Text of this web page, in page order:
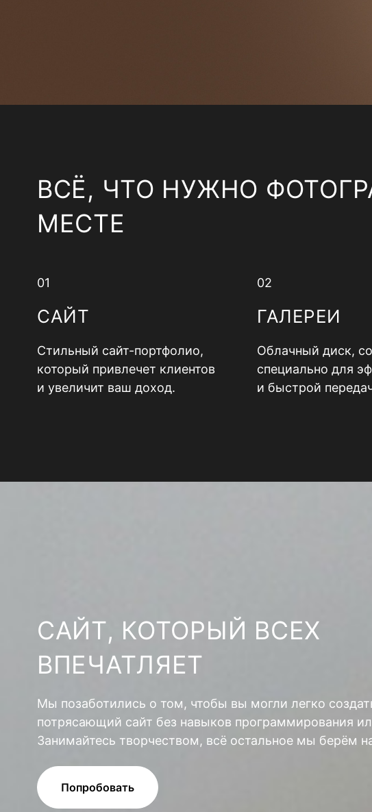
ВСЁ, ЧТО НУЖНО
МЕСТЕ
01
САЙТ
Стильный сайт-портфолио,
который привлечет клиентов
и увеличит ваш доход.
02
ГАЛЕРЕИ
Облачный диск,
специально для
и быстрой
САЙТ, КОТОРЫЙ ВСЕХ
ВПЕЧАТЛЯЕТ
Мы позаботились о том, чтобы вы могли легко
потрясающий сайт без навыков программирования
Занимайтесь творчеством, всё остальное мы берём
Попробовать